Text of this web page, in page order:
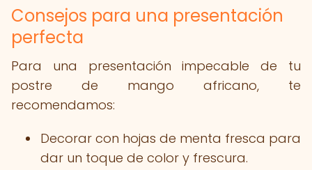
Consejos para una presentación
perfecta
Para una presentación impecable de tu
postre de mango africano, te
recomendamos:
Decorar con hojas de menta fresca para
dar un toque de color y frescura.